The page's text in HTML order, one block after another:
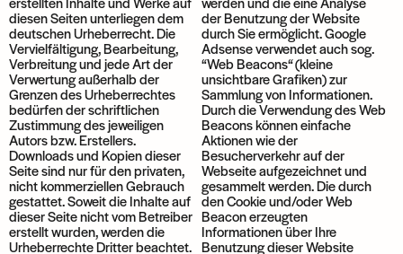
diesen Seiten unterliegen dem
deutschen Urheberrecht. Die
Vervielfältigung, Bearbeitung,
Verbreitung und jede Art der
Verwertung außerhalb der
Grenzen des Urheberrechtes
bedürfen der schriftlichen
Zustimmung des jeweiligen
Autors bzw. Erstellers.
Downloads und Kopien dieser
Seite sind nur für den privaten,
nicht kommerziellen Gebrauch
gestattet. Soweit die Inhalte auf
dieser Seite nicht vom Betreiber
erstellt wurden, werden die
Urheberrechte Dritter beachtet.
der Benutzung der Website
durch Sie ermöglicht. Google
Adsense verwendet auch sog.
“Web Beacons“ (kleine
unsichtbare Grafiken) zur
Sammlung von Informationen.
Durch die Verwendung des Web
Beacons können einfache
Aktionen wie der
Besucherverkehr auf der
Webseite aufgezeichnet und
gesammelt werden. Die durch
den Cookie und/oder Web
Beacon erzeugten
Informationen über Ihre
Benutzung dieser Website